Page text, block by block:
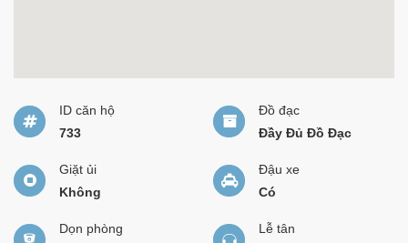
ID căn hộ
733
Đồ đạc
Đầy Đủ Đồ Đạc
Giặt ủi
Không
Đậu xe
Có
Dọn phòng
Lễ tân